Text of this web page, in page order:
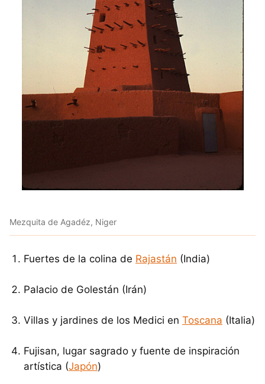
Mezquita de Agadéz, Niger
Fuertes de la colina de Rajastán (India)
Palacio de Golestán (Irán)
Villas y jardines de los Medici en Toscana (Italia)
Fujisan, lugar sagrado y fuente de inspiración
artística (Japón)